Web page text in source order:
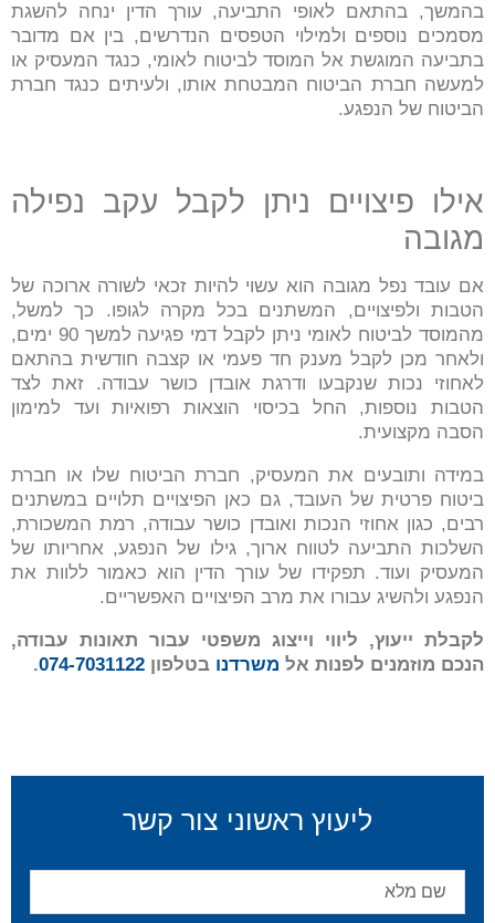
בהמשך, בהתאם לאופי התביעה, עורך הדין ינחה להשגת
מסמכים נוספים ולמילוי הטפסים הנדרשים, בין אם מדובר
בתביעה המוגשת אל המוסד לביטוח לאומי, כנגד המעסיק או
למעשה חברת הביטוח המבטחת אותו, ולעיתים כנגד חברת
הביטוח של הנפגע.
אילו פיצויים ניתן לקבל עקב נפילה
מגובה
אם עובד נפל מגובה הוא עשוי להיות זכאי לשורה ארוכה של
הטבות ולפיצויים, המשתנים בכל מקרה לגופו. כך למשל,
מהמוסד לביטוח לאומי ניתן לקבל דמי פגיעה למשך 90 ימים,
ולאחר מכן לקבל מענק חד פעמי או קצבה חודשית בהתאם
לאחוזי נכות שנקבעו ודרגת אובדן כושר עבודה. זאת לצד
הטבות נוספות, החל בכיסוי הוצאות רפואיות ועד למימון
הסבה מקצועית.
במידה ותובעים את המעסיק, חברת הביטוח שלו או חברת
ביטוח פרטית של העובד, גם כאן הפיצויים תלויים במשתנים
רבים, כגון אחוזי הנכות ואובדן כושר עבודה, רמת המשכורת,
השלכות התביעה לטווח ארוך, גילו של הנפגע, אחריותו של
המעסיק ועוד. תפקידו של עורך הדין הוא כאמור ללוות את
הנפגע ולהשיג עבורו את מרב הפיצויים האפשריים.
לקבלת ייעוץ, ליווי וייצוג משפטי עבור תאונות עבודה,
הנכם מוזמנים לפנות אל משרדנו בטלפון 074-7031122
.
ליעוץ ראשוני צור קשר